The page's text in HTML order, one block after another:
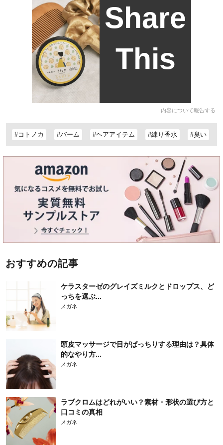
Share
This
内容について報告する
#コトノカ #バーム #ヘアアイテム #練り香水 #臭い
おすすめの記事
ケラスターゼのグレイズミルクとドロップス、ど
っちを選ぶ...
メガネ
頭皮マッサージで目がぱっちりする理由は？具体
的なやり方...
メガネ
ラブクロムはどれがいい？素材・形状の選び方と
口コミの真相
メガネ